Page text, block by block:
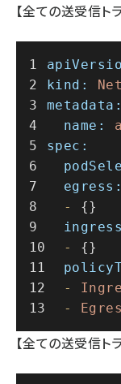
【全ての送受信ト
kind:
metadata:
name:
spec:
egress:
-
{}
-
{}
-
-
【全ての送受信ト